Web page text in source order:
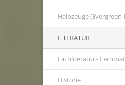
Halbzeuge
LITERATUR
Fachliteratur -
Historie